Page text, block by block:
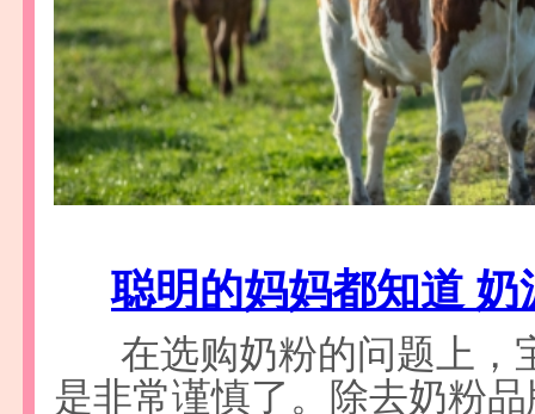
聪明的妈妈都知道
在选购奶粉的问题上，
是非常谨慎了。除去奶粉